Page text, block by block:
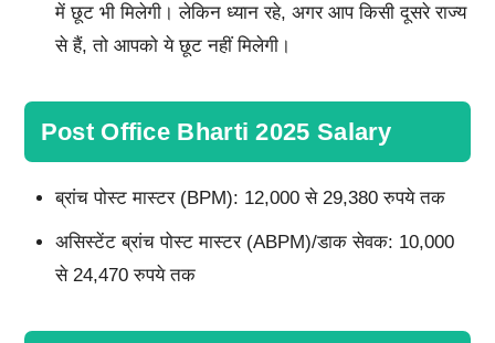
में छूट भी मिलेगी। लेकिन ध्यान रहे, अगर आप किसी दूसरे राज्य
से हैं, तो आपको ये छूट नहीं मिलेगी।
Post Office Bharti 2025 Salary
ब्रांच पोस्ट मास्टर (BPM): 12,000 से 29,380 रुपये तक
असिस्टेंट ब्रांच पोस्ट मास्टर (ABPM)/डाक सेवक: 10,000
से 24,470 रुपये तक